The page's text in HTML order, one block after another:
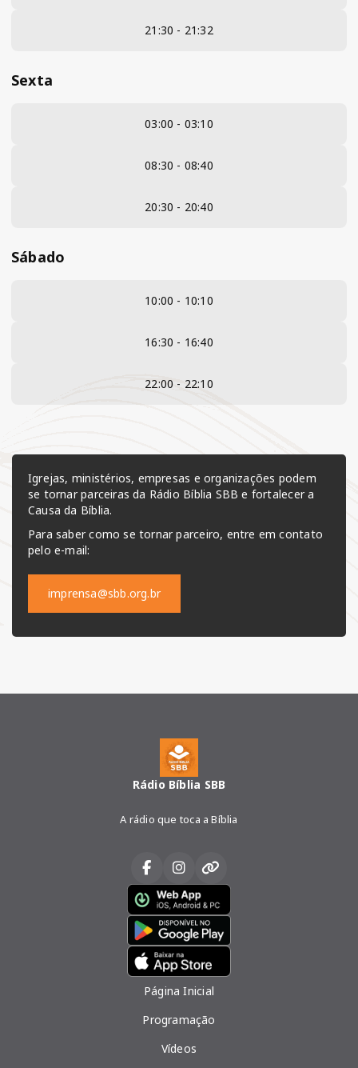
21:30 - 21:32
Sexta
03:00 - 03:10
08:30 - 08:40
20:30 - 20:40
Sábado
10:00 - 10:10
16:30 - 16:40
22:00 - 22:10
Igrejas, ministérios, empresas e organizações podem
se tornar parceiras da Rádio Bíblia SBB e fortalecer a
Causa da Bíblia.
Para saber como se tornar parceiro, entre em contato
pelo e-mail:
imprensa@sbb.org.br
Rádio Bíblia SBB
A rádio que toca a Bíblia
Página Inicial
Programação
Vídeos